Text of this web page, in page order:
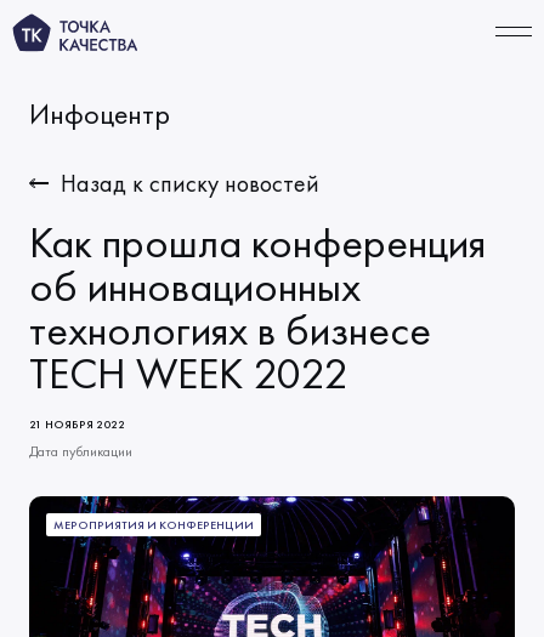
УСЛУГИ
Функциональное тестирование
Тестирование производительности
Решения по качеству
Виды тестирования
Индустрии
КОМПАНИЯ
О нас
Миссия и ценности
Начало сотрудничества
Клиенты
Наши процессы
ТАРИФЫ
Новости
Мы в СМИ
КАРЬЕРА
Вакансии
Развитие и карьерный рост
КОНТАКТЫ
Инфоцентр
Назад к списку новостей
Как прошла конференция
об инновационных
технологиях в бизнесе
TECH WEEK 2022
21 НОЯБРЯ 2022
Дата публикации
МЕРОПРИЯТИЯ И КОНФЕРЕНЦИИ